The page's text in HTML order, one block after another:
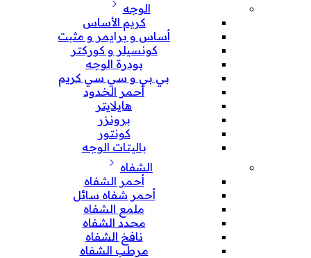
الوجه
كريم الأساس
أساس و برايمر و مثبت
كونسيلر و كوركتر
بودرة الوجه
بي بي و سي سي كريم
أحمر الخدود
هايلايتر
برونزر
كونتور
باليتات الوجه
الشفاه
أحمر الشفاه
أحمر شفاه سائل
ملمع الشفاه
محدد الشفاه
نافخ الشفاه
مرطب الشفاه